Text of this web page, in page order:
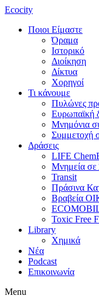
Ecocity
Ποιοι Είμαστε
Όραμα
Ιστορικό
Διοίκηση
Δίκτυα
Χορηγοί
Τι κάνουμε
Πυλώνες
Ευρωπαϊκή
Μνημόνια
Συμμετοχή
Δράσεις
LIFE
Μνημεία
Transit
Πράσινα
Βραβεία
Toxic Free
Library
Χημικά
Νέα
Podcast
Επικοινωνία
Menu